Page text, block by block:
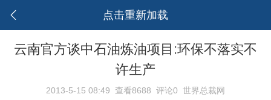
点击重新加载
云南官方谈中石油炼油项目:环保不落实不
许生产
2013-5-15 08:49 查看8688 评论0 世界总裁网